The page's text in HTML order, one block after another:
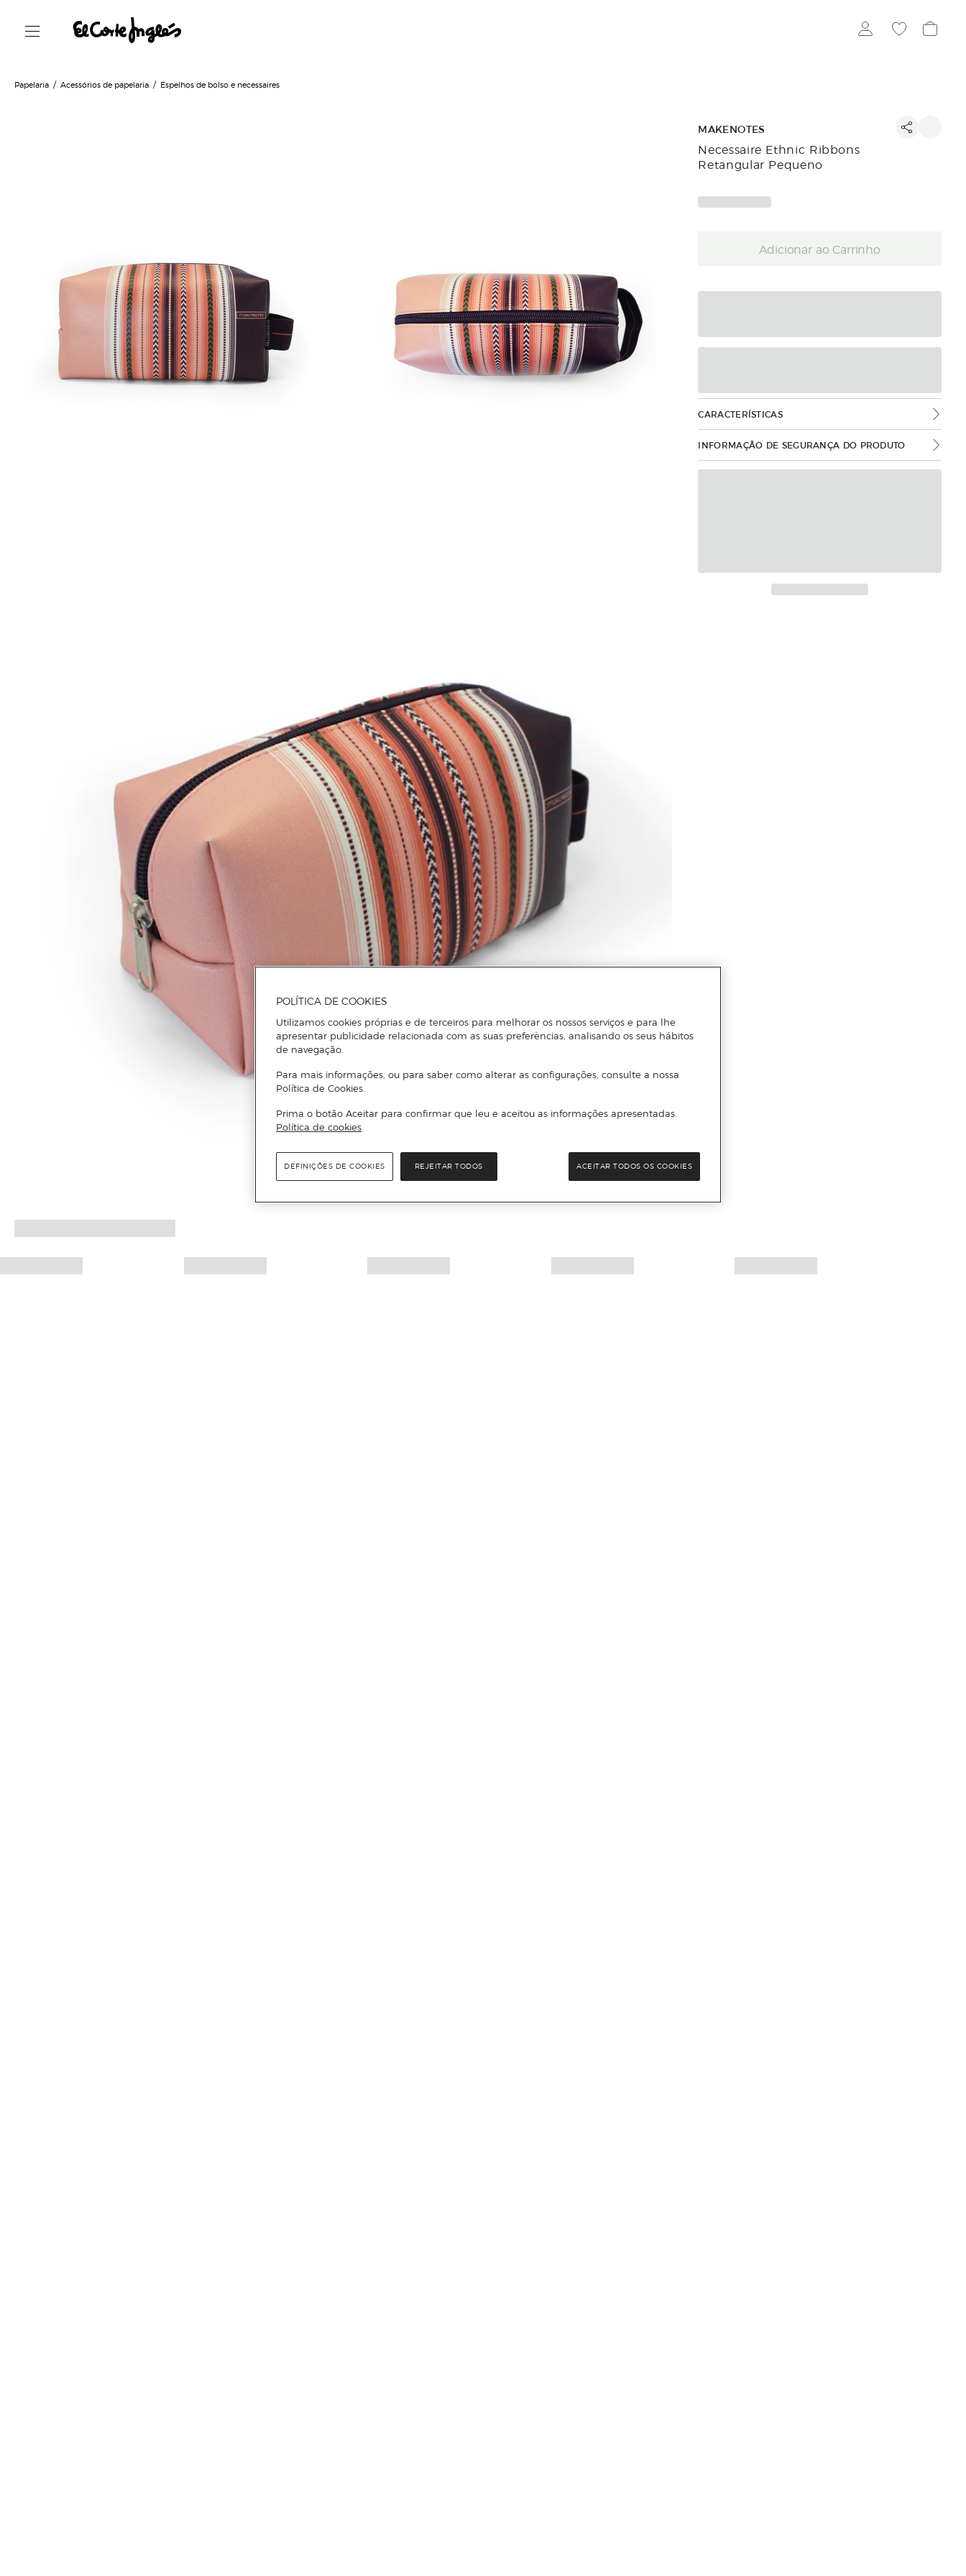
Papelaria Acessórios de papelaria Espelhos de bolso e necessaires
MAKENOTES
Necessaire Ethnic Ribbons
Retangular Pequeno
Adicionar ao Carrinho
CARACTERÍSTICAS
INFORMAÇÃO DE SEGURANÇA DO PRODUTO
POLÍTICA DE COOKIES
Utilizamos cookies próprias e de terceiros para melhorar os nossos serviços e para lhe
apresentar publicidade relacionada com as suas preferências, analisando os seus hábitos
de navegação.
Para mais informações, ou para saber como alterar as configurações, consulte a nossa
Política de Cookies.
Prima o botão Aceitar para confirmar que leu e aceitou as informações apresentadas.
Política de cookies
REJEITAR TODOS ACEITAR TODOS OS COOKIES
DEFINIÇÕES DE COOKIES